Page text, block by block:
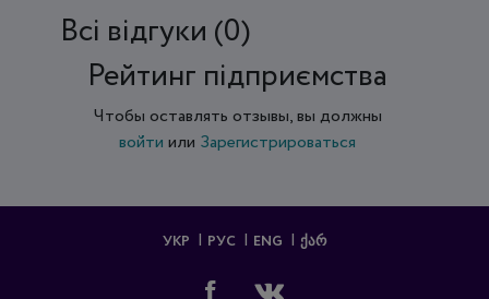
Всi відгуки (0)
Рейтинг підприємства
Чтобы оставлять отзывы, вы должны
войти или Зарегистрироваться
УКР РУС ENG ᲥᲐᲠ